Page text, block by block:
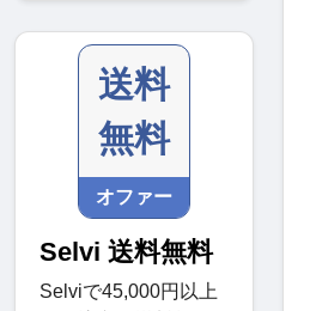
送料
無料
オファー
Selvi 送料無料
Selviで45,000円以上